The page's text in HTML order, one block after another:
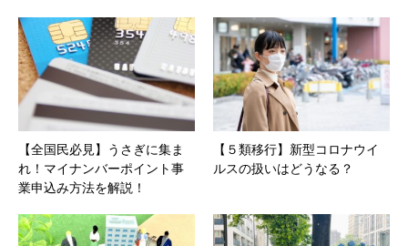
【全国民必見】うさぎに集ま
れ！マイナンバーポイント事
業申込み方法を解説！
【５類移行】新型コロナウイ
ルスの扱いはどうなる？